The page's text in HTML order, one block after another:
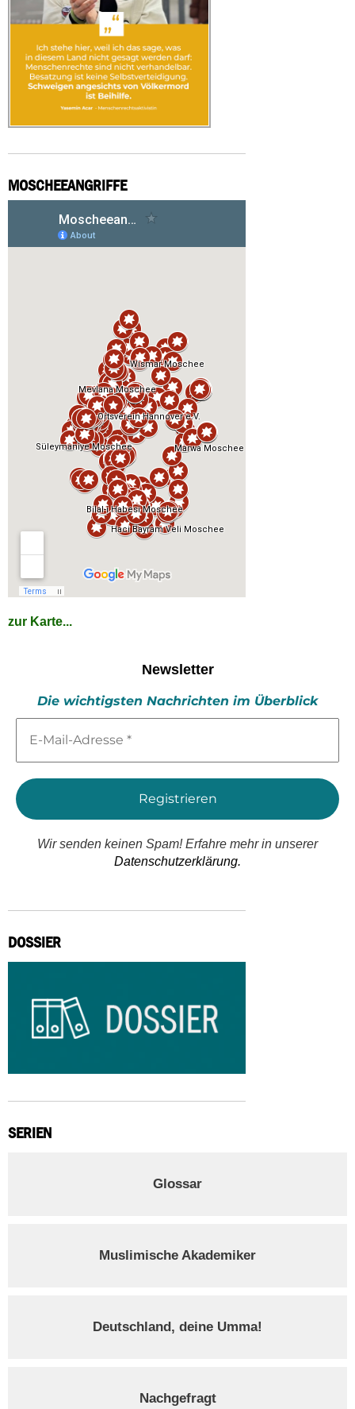
MOSCHEEANGRIFFE
zur Karte...
Newsletter
Die wichtigsten Nachrichten im Überblick
Mail-
*
Wir senden keinen Spam! Erfahre mehr in unserer
Datenschutzerklärung.
DOSSIER
SERIEN
Glossar
Muslimische Akademiker
Deutschland, deine Umma!
Nachgefragt